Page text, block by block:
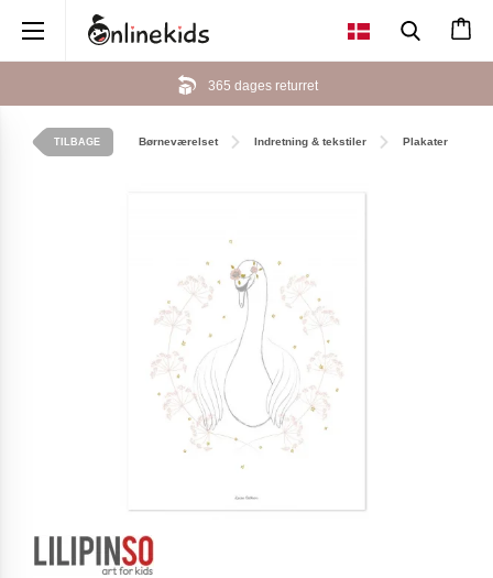
365 dages returret
TILBAGE Børneværelset Indretning & tekstiler Plakater